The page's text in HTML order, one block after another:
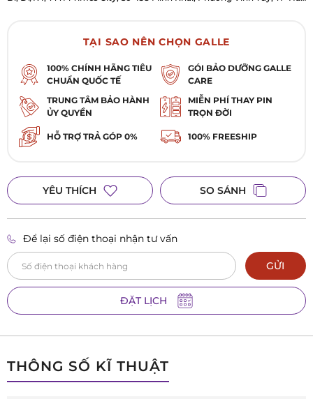
028 3987 7729
Đồng hồ Galle 102 Quang Trung, Gò Vấp, TP. HCM
102 Quang Trung, Phường Gò Vấp, TP. Hồ Chí Minh
025 1628 8336
Biên Hòa
TẠI SAO NÊN CHỌN GALLE
100% CHÍNH HÃNG TIÊU
CHUẨN QUỐC TẾ
GÓI BẢO DƯỠNG GALLE
CARE
TRUNG TÂM BẢO HÀNH
ỦY QUYỀN
MIỄN PHÍ THAY PIN
TRỌN ĐỜI
HỖ TRỢ TRẢ GÓP 0% 100% FREESHIP
YÊU THÍCH SO SÁNH
Để lại số điện thoại nhận tư vấn
GỬI
ĐẶT LỊCH
THÔNG SỐ KĨ THUẬT